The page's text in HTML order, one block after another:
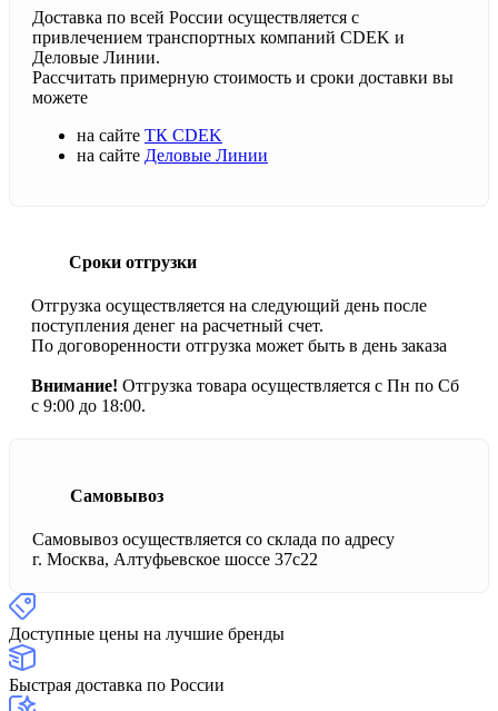
Доставка по всей России осуществляется с
привлечением транспортных компаний CDEK и
Деловые Линии.
Рассчитать примерную стоимость и сроки доставки вы
можете
на сайте ТК CDEK
на сайте Деловые Линии
Сроки отгрузки
Отгрузка осуществляется на следующий день после
поступления денег на расчетный счет.
По договоренности отгрузка может быть в день заказа
Внимание! Отгрузка товара осуществляется с Пн по Сб
с 9:00 до 18:00.
Самовывоз
Самовывоз осуществляется со склада по адресу
г. Москва, Алтуфьевское шоссе 37с22
Доступные цены на лучшие бренды
Быстрая доставка по России